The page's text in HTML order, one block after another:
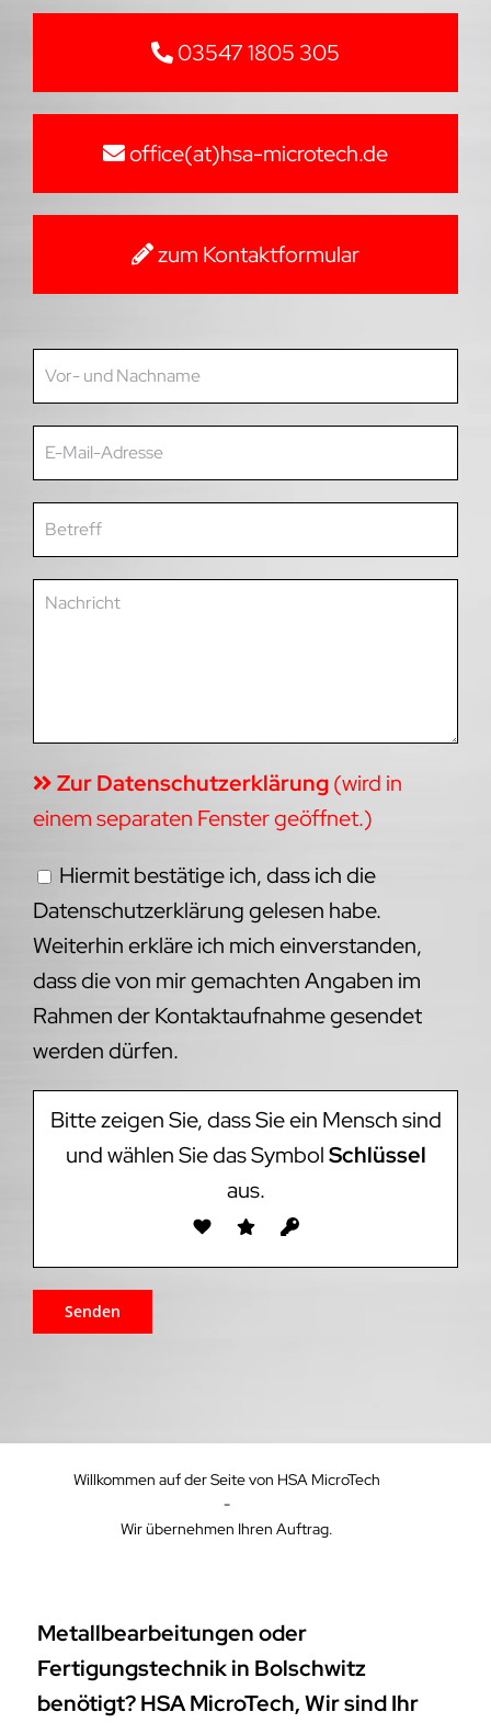
03547 1805 305
office(at)hsa-microtech.de
zum Kontaktformular
Zur Datenschutzerklärung(wird in
einem separaten Fenster geöffnet.)
Hiermit bestätige ich, dass ich die
Datenschutzerklärung gelesen habe.
Weiterhin erkläre ich mich einverstanden,
dass die von mir gemachten Angaben im
Rahmen der Kontaktaufnahme gesendet
werden dürfen.
Bitte zeigen Sie, dass Sie ein Mensch sind
und wählen Sie das SymbolSchlüssel
aus.
Willkommen auf der Seite von HSA MicroTech
-
Wir übernehmen Ihren Auftrag.
Metallbearbeitungen oder
Fertigungstechnik in Bolschwitz
benötigt? HSA MicroTech, Wir sind Ihr